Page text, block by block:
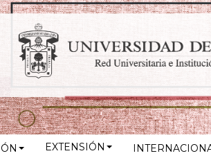
EXTENSIÓN